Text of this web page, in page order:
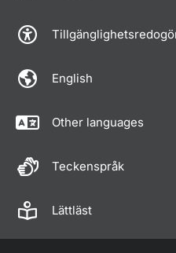
English
Other languages
Teckenspråk
Lättläst